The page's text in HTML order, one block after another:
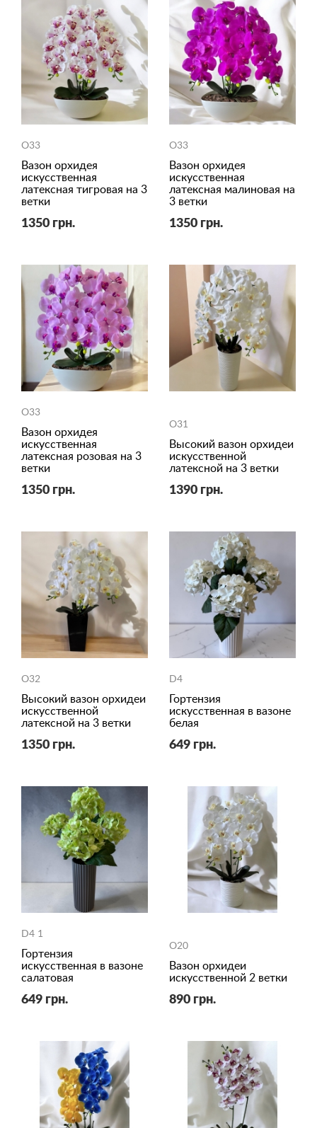
O33
Вазон орхидея
искусственная
латексная тигровая на 3
ветки
1350 грн.
O33
Вазон орхидея
искусственная
латексная малиновая на
3 ветки
1350 грн.
O33
Вазон орхидея
искусственная
латексная розовая на 3
ветки
1350 грн.
O31
Высокий вазон орхидеи
искусственной
латексной на 3 ветки
1390 грн.
O32
Высокий вазон орхидеи
искусственной
латексной на 3 ветки
1350 грн.
D4
Гортензия
искусственная в вазоне
белая
649 грн.
D4 1
Гортензия
искусственная в вазоне
салатовая
649 грн.
O20
Вазон орхидеи
искусственной 2 ветки
890 грн.